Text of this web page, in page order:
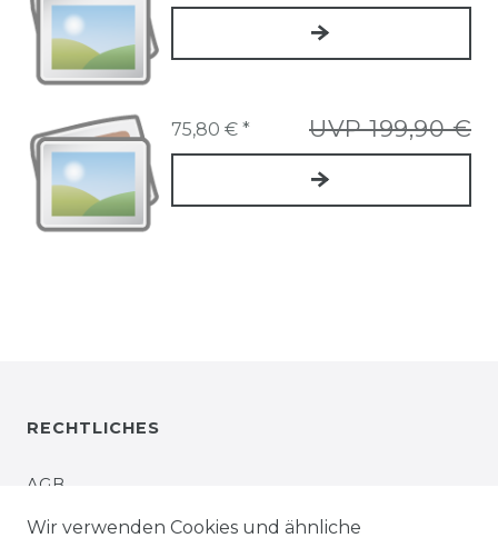
UVP 199,90 €
75,80 € *
RECHTLICHES
AGB
Wir verwenden Cookies und ähnliche